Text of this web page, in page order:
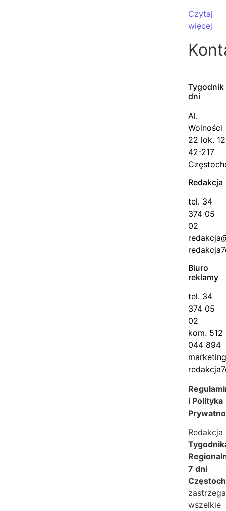
Czytaj
więcej
Tygodnik
dni
Al.
Wolności
22 lok. 12
42-217
Redakcja
tel. 34
374 05
02
Biuro
reklamy
tel. 34
374 05
02
kom. 512
044 894
i Polityka
Redakcja
7 dni
zastrzega
wszelkie